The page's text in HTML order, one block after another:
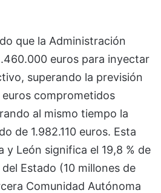
que la Administración
euros para inyectar
superando la previsión
comprometidos
al mismo tiempo la
de 1.982.110 euros. Esta
y León significa el 19,8 % de
Estado (10 millones de
Comunidad Autónoma